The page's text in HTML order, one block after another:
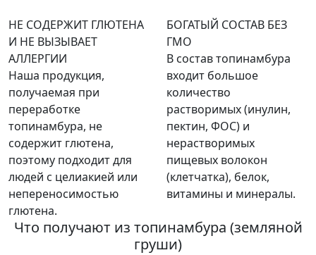
НЕ СОДЕРЖИТ ГЛЮТЕНА
И НЕ ВЫЗЫВАЕТ
АЛЛЕРГИИ
Наша продукция,
получаемая при
переработке
топинамбура, не
содержит глютена,
поэтому подходит для
людей с целиакией или
непереносимостью
глютена.
БОГАТЫЙ СОСТАВ БЕЗ
ГМО
В состав топинамбура
входит большое
количество
растворимых (инулин,
пектин, ФОС) и
нерастворимых
пищевых волокон
(клетчатка), белок,
витамины и минералы.
Что получают из топинамбура (земляной
груши)